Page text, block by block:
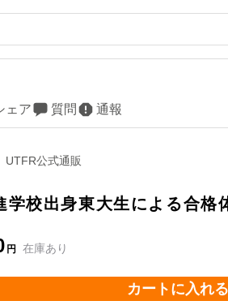
ェア 質問 通報
UTFR公式通販
学校出身東大生による合格
円 在庫あり
カートに入れる